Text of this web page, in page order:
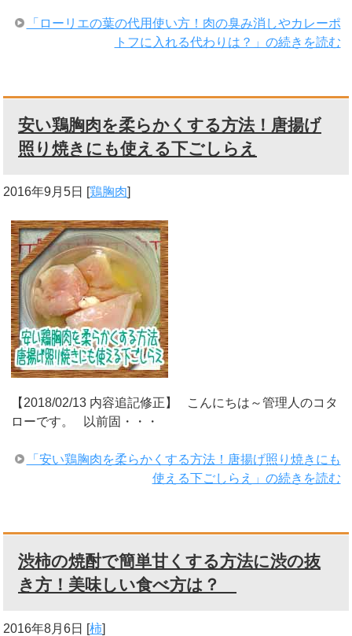
「ローリエの葉の代用使い方！肉の臭み消しやカレーポ
トフに入れる代わりは？」の続きを読む
安い鶏胸肉を柔らかくする方法！唐揚げ
照り焼きにも使える下ごしらえ
2016年9月5日 [鶏胸肉]
【2018/02/13 内容追記修正】 こんにちは～管理人のコタ
ローです。 以前固・・・
「安い鶏胸肉を柔らかくする方法！唐揚げ照り焼きにも
使える下ごしらえ」の続きを読む
渋柿の焼酎で簡単甘くする方法に渋の抜
き方！美味しい食べ方は？
2016年8月6日 [柿]